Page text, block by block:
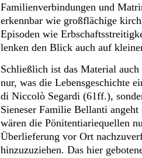
Familienverbindungen und
erkennbar wie großflächige
Episoden wie
lenken den Blick auch auf
Schließlich ist das Material
nur, was die Lebensgeschichte
di Niccolò Segardi (61ff.),
Sieneser Familie Bellanti
wären die Pönitentiariequellen
Überlieferung vor Ort
hinzuzuziehen. Das hier